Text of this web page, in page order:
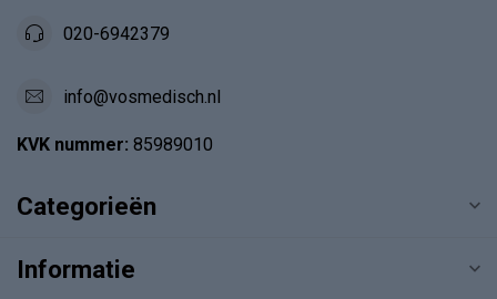
020-6942379
info@vosmedisch.nl
KVK nummer: 85989010
Categorieën
Informatie